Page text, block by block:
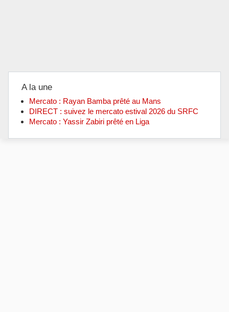
A la une
Mercato : Rayan Bamba prêté au Mans
DIRECT : suivez le mercato estival 2026 du SRFC
Mercato : Yassir Zabiri prêté en Liga